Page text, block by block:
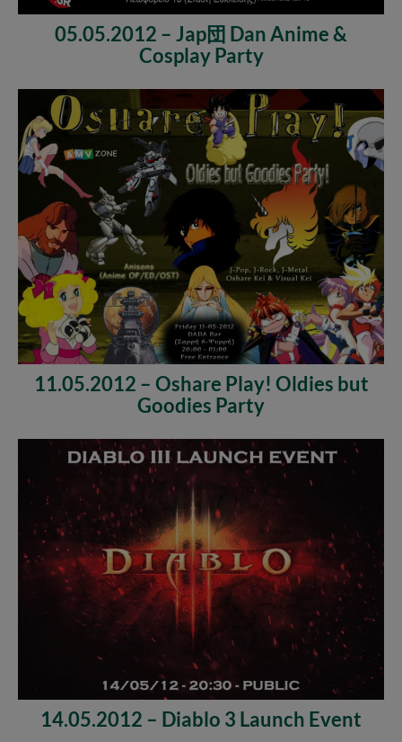
05.05.2012 – Jap団 Dan Anime &
Cosplay Party
11.05.2012 – Oshare Play! Oldies but
Goodies Party
14.05.2012 – Diablo 3 Launch Event